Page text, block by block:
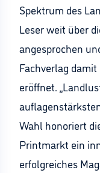
Spektrum des
Leser weit über
angesprochen
Fachverlag
eröffnet.
Wahl honoriert
Printmarkt ein
erfolgreiches